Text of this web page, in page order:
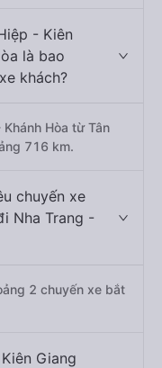
- Kiên
là bao
khách?
Hòa từ Tân
716 km.
chuyến xe
Nha Trang -
2 chuyến xe bắt
Giang